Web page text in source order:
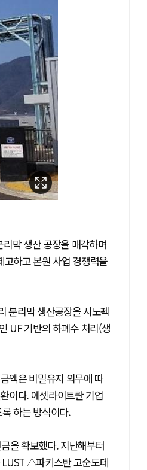
막 생산 공장을 매각하며
하고 본원 사업 경쟁력을
분리막 생산공장을 시노펙
UF 기반의 하폐수 처리(생
액은 비밀유지 의무에 따
이다. 에셋라이트란 기업
하는 방식이다.
을 확보했다. 지난해부터
△파키스탄 고순도테